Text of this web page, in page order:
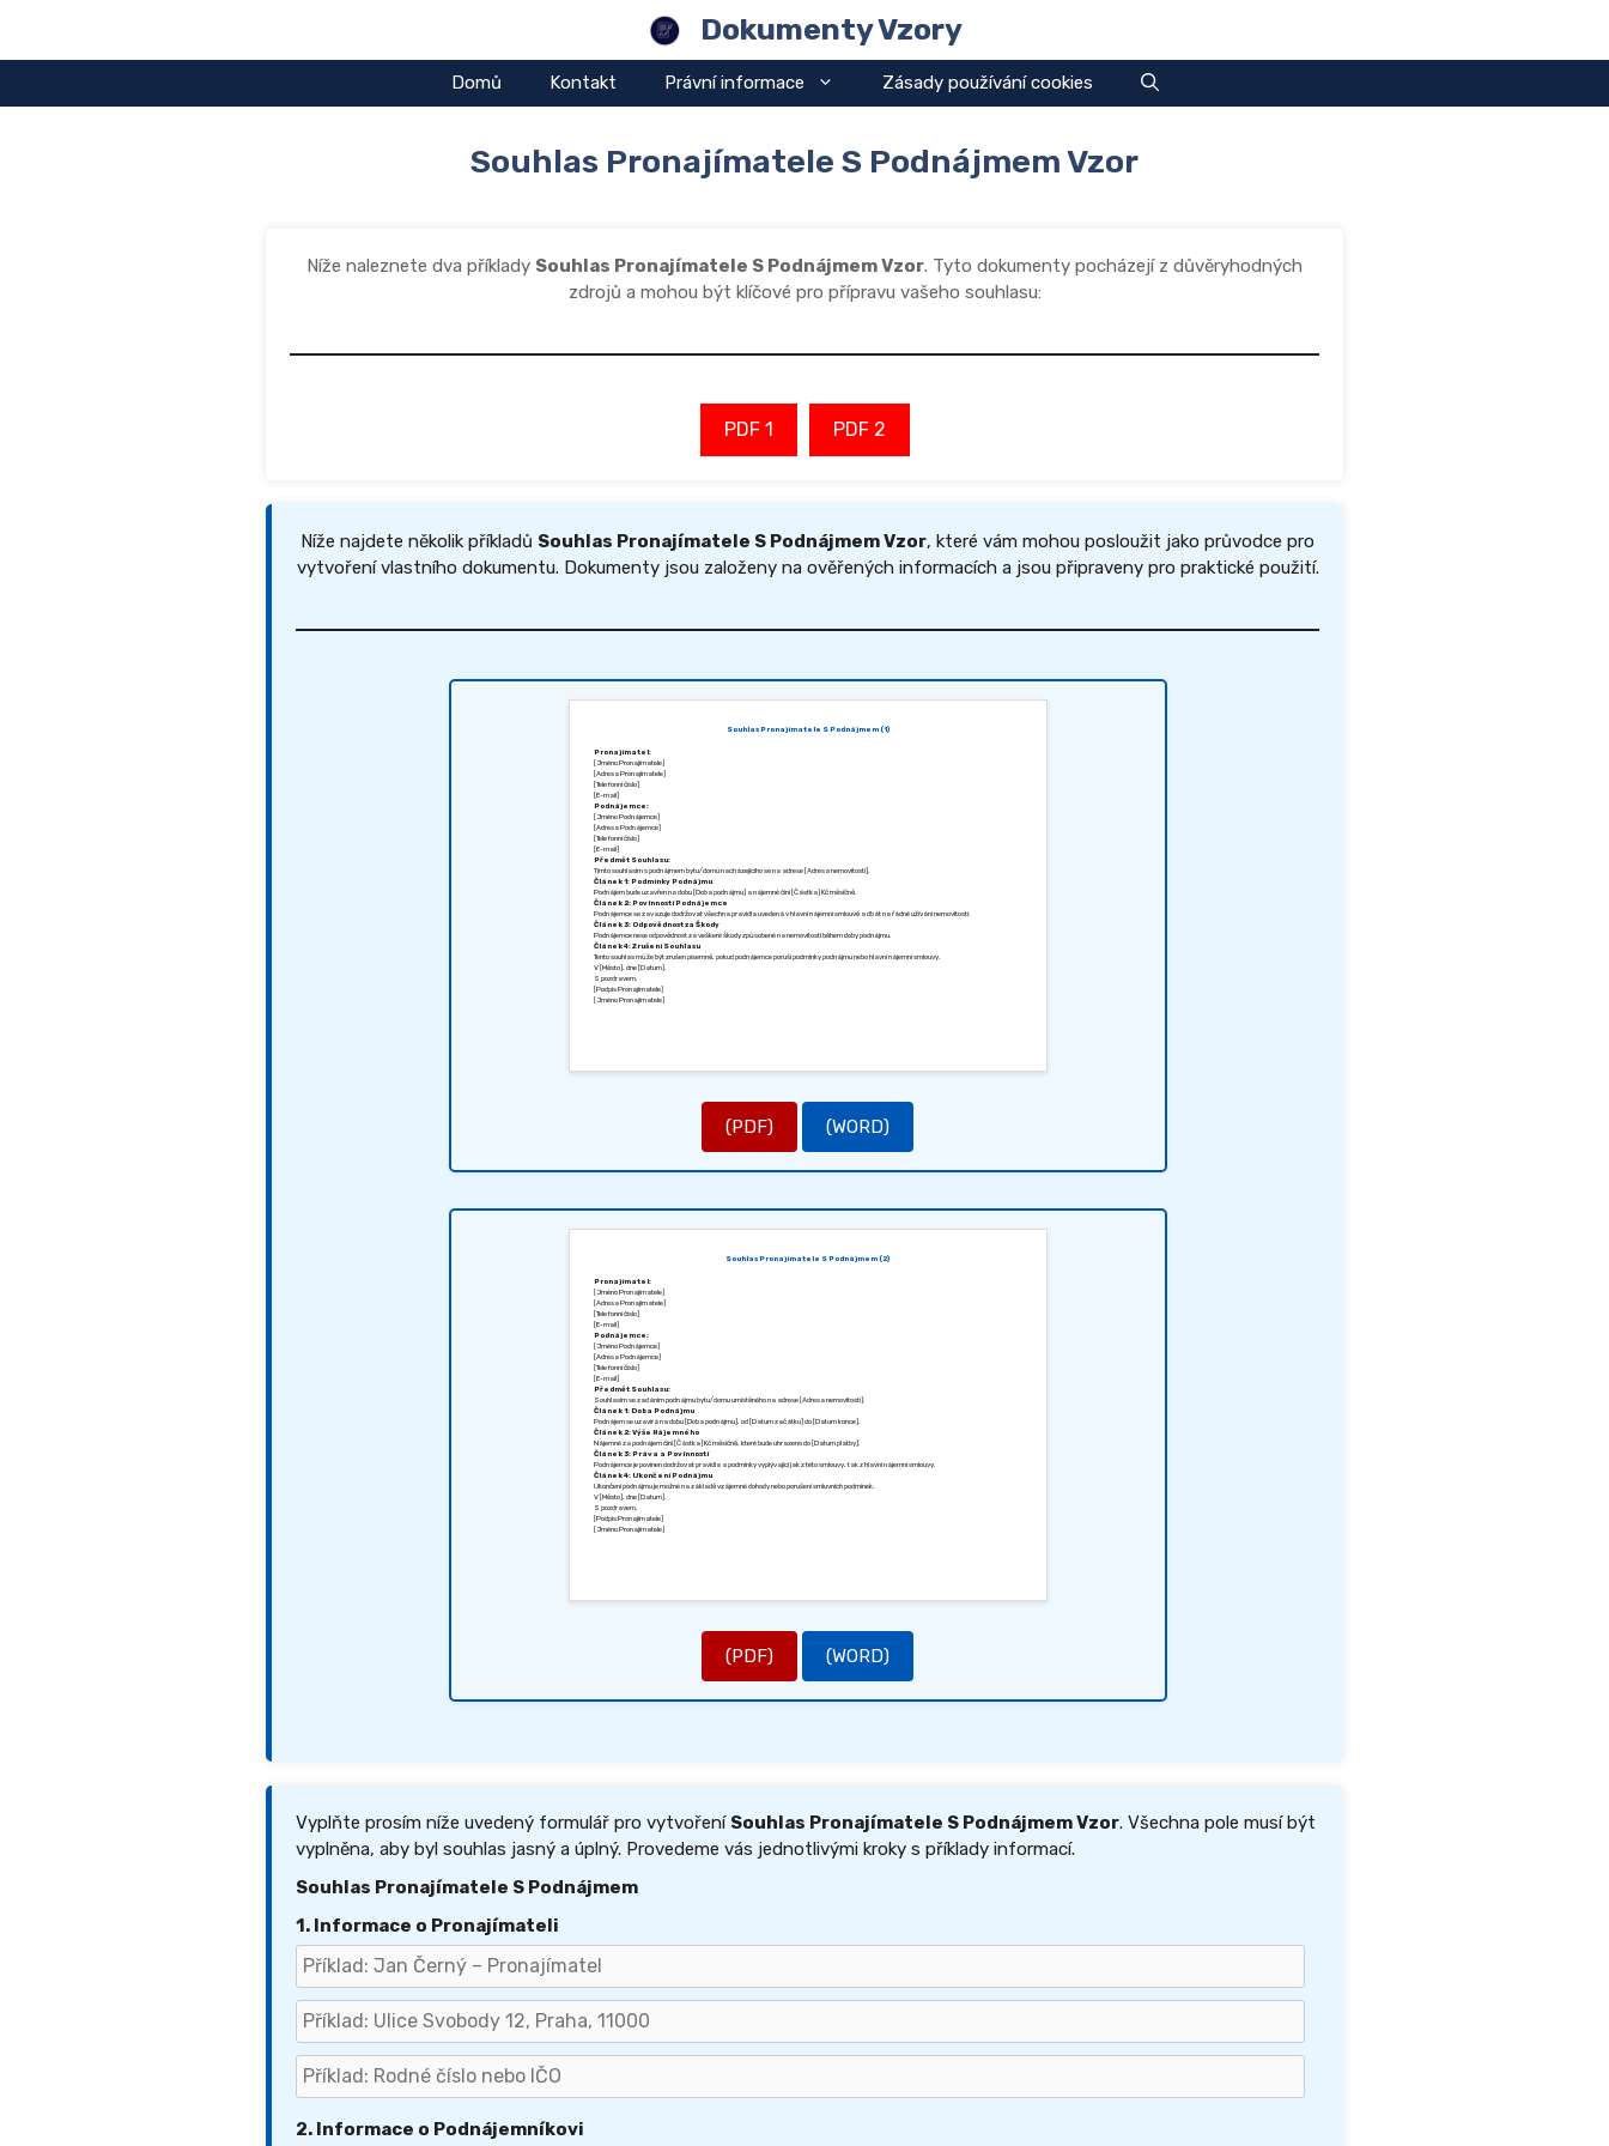
obsah
Dokumenty Vzory
Domů Kontakt Právní informace Zásady používání cookies
Souhlas Pronajímatele S Podnájmem Vzor
Níže naleznete dva příklady Souhlas Pronajímatele S Podnájmem Vzor. Tyto dokumenty pocházejí z důvěryhodných
zdrojů a mohou být klíčové pro přípravu vašeho souhlasu:
PDF 1 PDF 2
Níže najdete několik příkladů Souhlas Pronajímatele S Podnájmem Vzor, které vám mohou posloužit jako průvodce pro
vytvoření vlastního dokumentu. Dokumenty jsou založeny na ověřených informacích a jsou připraveny pro praktické použití.
Souhlas Pronajímatele S Podnájmem (1)
Pronajímatel:
[Jméno Pronajímatele]
[Adresa Pronajímatele]
[Telefonní číslo]
[E-mail]
Podnájemce:
[Jméno Podnájemce]
[Adresa Podnájemce]
[Telefonní číslo]
[E-mail]
Předmět Souhlasu:
Tímto souhlasím s podnájmem bytu/domu nacházejícího se na adrese [Adresa nemovitosti].
Článek 1: Podmínky Podnájmu
Podnájem bude uzavřen na dobu [Doba podnájmu] a nájemné činí [Částka] Kč měsíčně.
Článek 2: Povinnosti Podnájemce
Podnájemce se zavazuje dodržovat všechna pravidla uvedená v hlavní nájemní smlouvě a dbát na řádné užívání nemovitosti.
Článek 3: Odpovědnost za Škody
Podnájemce nese odpovědnost za veškeré škody způsobené na nemovitosti během doby podnájmu.
Článek 4: Zrušení Souhlasu
Tento souhlas může být zrušen písemně, pokud podnájemce poruší podmínky podnájmu nebo hlavní nájemní smlouvy.
V [Město], dne [Datum].
S pozdravem,
[Podpis Pronajímatele]
[Jméno Pronajímatele]
(PDF) (WORD)
Souhlas Pronajímatele S Podnájmem (2)
Pronajímatel:
[Jméno Pronajímatele]
[Adresa Pronajímatele]
[Telefonní číslo]
[E-mail]
Podnájemce:
[Jméno Podnájemce]
[Adresa Podnájemce]
[Telefonní číslo]
[E-mail]
Předmět Souhlasu:
Souhlasím se zadáním podnájmu bytu/domu umístěného na adrese [Adresa nemovitosti].
Článek 1: Doba Podnájmu
Podnájem se uzavírá na dobu [Doba podnájmu], od [Datum začátku] do [Datum konce].
Článek 2: Výše Nájemného
Nájemné za podnájem činí [Částka] Kč měsíčně, které bude uhrazeno do [Datum platby].
Článek 3: Práva a Povinnosti
Podnájemce je povinen dodržovat pravidla a podmínky vyplývající jak z této smlouvy, tak z hlavní nájemní smlouvy.
Článek 4: Ukončení Podnájmu
Ukončení podnájmu je možné na základě vzájemné dohody nebo porušení smluvních podmínek.
V [Město], dne [Datum].
S pozdravem,
[Podpis Pronajímatele]
[Jméno Pronajímatele]
(PDF) (WORD)
Vyplňte prosím níže uvedený formulář pro vytvoření Souhlas Pronajímatele S Podnájmem Vzor. Všechna pole musí být
vyplněna, aby byl souhlas jasný a úplný. Provedeme vás jednotlivými kroky s příklady informací.
Souhlas Pronajímatele S Podnájmem
1. Informace o Pronajímateli
2. Informace o Podnájemníkovi